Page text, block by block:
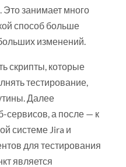
занимает много
способ больше
изменений.
скрипты, которые
тестирование,
Далее
сервисов, а после — к
системе Jira и
для тестирования
является